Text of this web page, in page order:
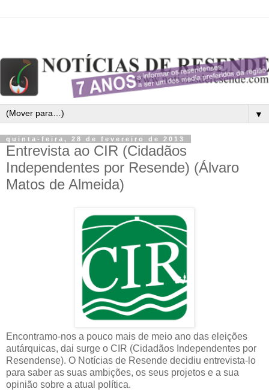
▼
quinta-feira, 28 de fevereiro de 2013
Entrevista ao CIR (Cidadãos
Independentes por Resende) (Álvaro
Matos de Almeida)
Encontramo-nos a pouco mais de meio ano das eleições
autárquicas, dai surge o CIR (Cidadãos Independentes por
Resendense). O Notícias de Resende decidiu entrevista-lo
para saber as suas ambições, os seus projetos e a sua
opinião sobre a atual política.